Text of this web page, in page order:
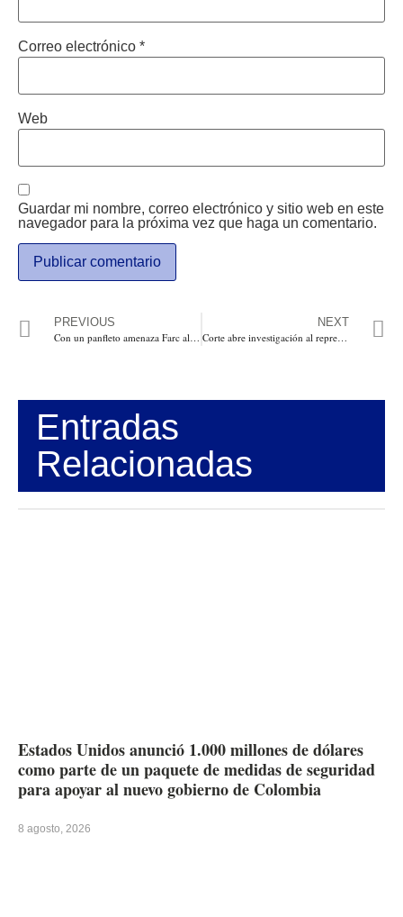
Correo electrónico *
Web
Guardar mi nombre, correo electrónico y sitio web en este
navegador para la próxima vez que haga un comentario.
PREVIOUS
Con un panfleto amenaza Farc al ex secuestrado y ex representante a la Cámara Jaime Felipe Lozada
NEXT
Corte abre investigación al representante a la Cámara por el Atlántico, Modesto Aguilera quien habría abusado sexualmente de una joven
Entradas
Relacionadas
Estados Unidos anunció 1.000 millones de dólares
como parte de un paquete de medidas de seguridad
para apoyar al nuevo gobierno de Colombia
8 agosto, 2026